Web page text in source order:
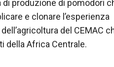
di produzione di pomodori
e clonare l’esperienza
del CEMAC
della Africa Centrale.